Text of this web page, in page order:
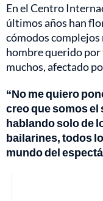
En el Centro
últimos años han
cómodos complejos
hombre querido
muchos, afectado
“No me quiero
creo que somos el
hablando solo de
bailarines, todos
mundo del